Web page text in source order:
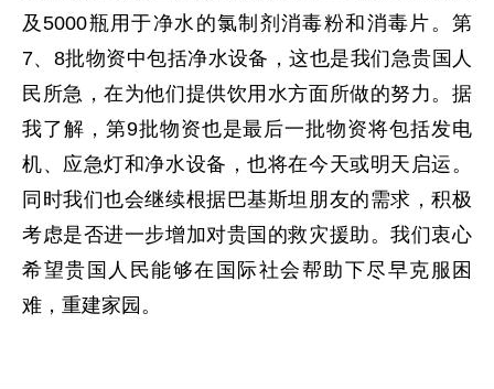
及5000瓶用于净水的氯制剂消毒粉和消毒片。第
7、8批物资中包括净水设备，这也是我们急贵国人
民所急，在为他们提供饮用水方面所做的努力。据
我了解，第9批物资也是最后一批物资将包括发电
机、应急灯和净水设备，也将在今天或明天启运。
同时我们也会继续根据巴基斯坦朋友的需求，积极
考虑是否进一步增加对贵国的救灾援助。我们衷心
希望贵国人民能够在国际社会帮助下尽早克服困
难，重建家园。